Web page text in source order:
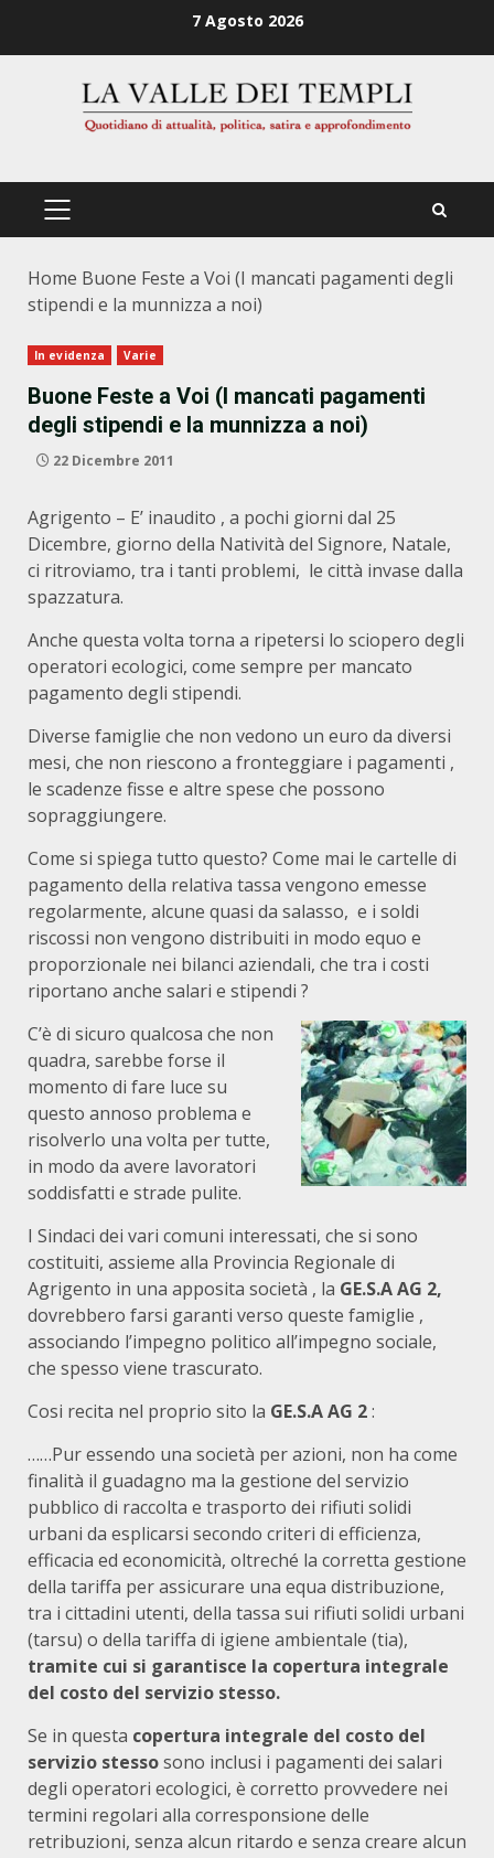
7 Agosto 2026
PRIMÄRES
Home Buone Feste a Voi (I mancati pagamenti degli
stipendi e la munnizza a noi)
In evidenza Varie
Buone Feste a Voi (I mancati pagamenti
degli stipendi e la munnizza a noi)
22 Dicembre 2011
Agrigento – E’ inaudito , a pochi giorni dal 25
Dicembre, giorno della Natività del Signore, Natale,
ci ritroviamo, tra i tanti problemi, le città invase dalla
spazzatura.
Anche questa volta torna a ripetersi lo sciopero degli
operatori ecologici, come sempre per mancato
pagamento degli stipendi.
Diverse famiglie che non vedono un euro da diversi
mesi, che non riescono a fronteggiare i pagamenti ,
le scadenze fisse e altre spese che possono
sopraggiungere.
Come si spiega tutto questo? Come mai le cartelle di
pagamento della relativa tassa vengono emesse
regolarmente, alcune quasi da salasso, e i soldi
riscossi non vengono distribuiti in modo equo e
proporzionale nei bilanci aziendali, che tra i costi
riportano anche salari e stipendi ?
C’è di sicuro qualcosa che non
quadra, sarebbe forse il
momento di fare luce su
questo annoso problema e
risolverlo una volta per tutte,
in modo da avere lavoratori
soddisfatti e strade pulite.
I Sindaci dei vari comuni interessati, che si sono
costituiti, assieme alla Provincia Regionale di
Agrigento in una apposita società , la GE.S.A AG 2,
dovrebbero farsi garanti verso queste famiglie ,
associando l’impegno politico all’impegno sociale,
che spesso viene trascurato.
Cosi recita nel proprio sito la GE.S.A AG 2:
……Pur essendo una società per azioni, non ha come
finalità il guadagno ma la gestione del servizio
pubblico di raccolta e trasporto dei rifiuti solidi
urbani da esplicarsi secondo criteri di efficienza,
efficacia ed economicità, oltreché la corretta gestione
della tariffa per assicurare una equa distribuzione,
tra i cittadini utenti, della tassa sui rifiuti solidi urbani
(tarsu) o della tariffa di igiene ambientale (tia),
tramite cui si garantisce la copertura integrale
del costo del servizio stesso.
Se in questa copertura integrale del costo del
servizio stessosono inclusi i pagamenti dei salari
degli operatori ecologici, è corretto provvedere nei
termini regolari alla corresponsione delle
retribuzioni, senza alcun ritardo e senza creare alcun